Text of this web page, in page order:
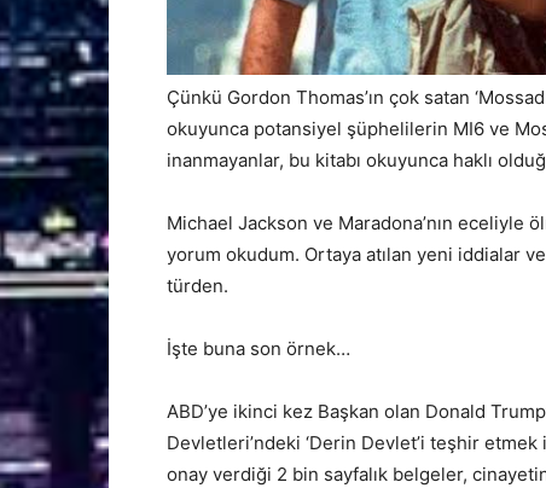
Çünkü Gordon Thomas’ın çok satan
okuyunca potansiyel şüphelilerin MI6 ve
inanmayanlar, bu kitabı okuyunca haklı
Michael Jackson ve Maradona’nın eceliyle
yorum okudum. Ortaya atılan yeni iddialar
türden.
İşte buna son örnek…
ABD’ye ikinci kez Başkan olan Donald
Devletleri’ndeki ‘Derin Devlet’i teşhir
onay verdiği 2 bin sayfalık belgeler,